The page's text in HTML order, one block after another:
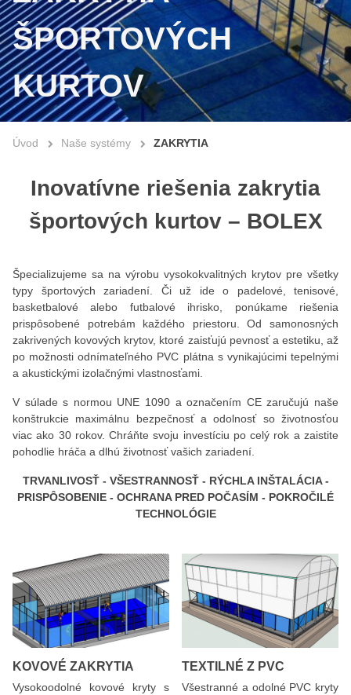
ŠPORTOVÝCH
KURTOV
Úvod Naše systémy ZAKRYTIA
Inovatívne riešenia zakrytia
športových kurtov – BOLEX
Špecializujeme sa na výrobu vysokokvalitných krytov pre všetky
typy športových zariadení. Či už ide o padelové, tenisové,
basketbalové alebo futbalové ihrisko, ponúkame riešenia
prispôsobené potrebám každého priestoru. Od samonosných
zakrivených kovových krytov, ktoré zaisťujú pevnosť a estetiku, až
po možnosti odnímateľného PVC plátna s vynikajúcimi tepelnými
a akustickými izolačnými vlastnosťami.
V súlade s normou UNE 1090 a označením CE zaručujú naše
konštrukcie maximálnu bezpečnosť a odolnosť so životnosťou
viac ako 30 rokov. Chráňte svoju investíciu po celý rok a zaistite
pohodlie hráča a dlhú životnosť vašich zariadení.
TRVANLIVOSŤ - VŠESTRANNOSŤ - RÝCHLA INŠTALÁCIA -
PRISPÔSOBENIE - OCHRANA PRED POČASÍM - POKROČILÉ
TECHNOLÓGIE
KOVOVÉ ZAKRYTIA
Vysokoodolné kovové kryty s
TEXTILNÉ Z PVC
Všestranné a odolné PVC kryty